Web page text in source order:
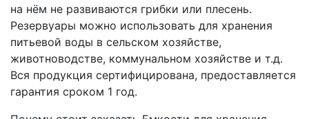
на нём не развиваются грибки или плесень.
Резервуары можно использовать для хранения
питьевой воды в сельском хозяйстве,
животноводстве, коммунальном хозяйстве и т.д.
Вся продукция сертифицирована, предоставляется
гарантия сроком 1 год.